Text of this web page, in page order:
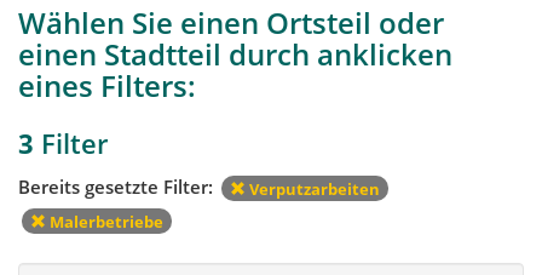
Wählen Sie einen Ortsteil oder
einen Stadtteil durch anklicken
eines Filters:
3 Filter
Bereits gesetzte Filter:
Verputzarbeiten
Malerbetriebe